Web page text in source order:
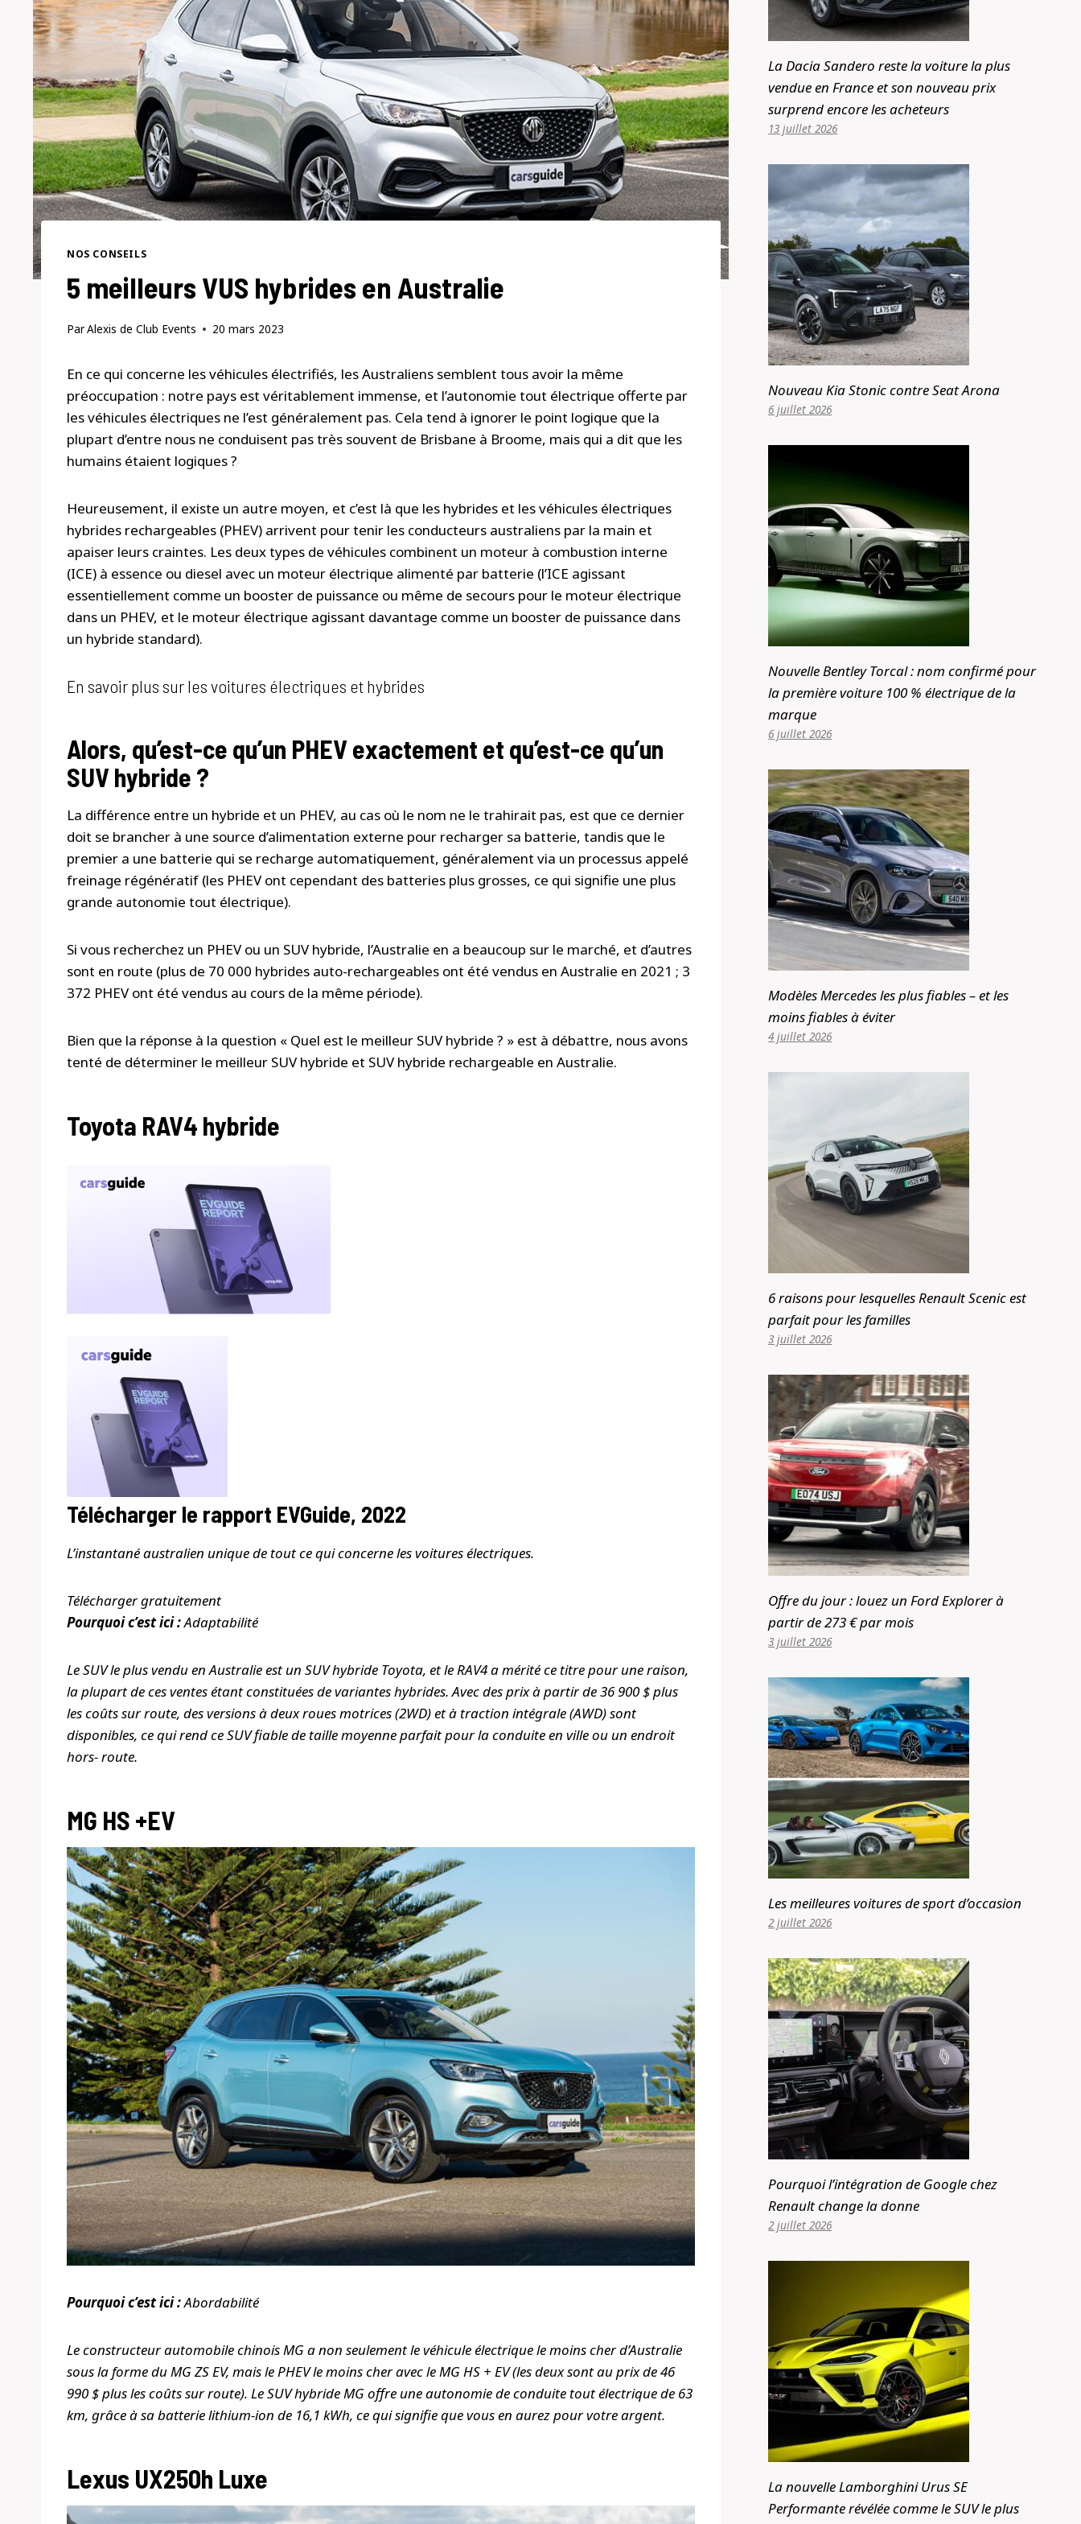
NOS CONSEILS
5 meilleurs VUS hybrides en Australie
ParAlexis de Club Events 20 mars 2023
En ce qui concerne les véhicules électrifiés, les Australiens semblent tous avoir la même
préoccupation : notre pays est véritablement immense, et l’autonomie tout électrique offerte par
les véhicules électriques ne l’est généralement pas. Cela tend à ignorer le point logique que la
plupart d’entre nous ne conduisent pas très souvent de Brisbane à Broome, mais qui a dit que les
humains étaient logiques ?
Heureusement, il existe un autre moyen, et c’est là que les hybrides et les véhicules électriques
hybrides rechargeables (PHEV) arrivent pour tenir les conducteurs australiens par la main et
apaiser leurs craintes. Les deux types de véhicules combinent un moteur à combustion interne
(ICE) à essence ou diesel avec un moteur électrique alimenté par batterie (l’ICE agissant
essentiellement comme un booster de puissance ou même de secours pour le moteur électrique
dans un PHEV, et le moteur électrique agissant davantage comme un booster de puissance dans
un hybride standard).
En savoir plus sur les voitures électriques et hybrides
Alors, qu’est-ce qu’un PHEV exactement et qu’est-ce qu’un
SUV hybride ?
La différence entre un hybride et un PHEV, au cas où le nom ne le trahirait pas, est que ce dernier
doit se brancher à une source d’alimentation externe pour recharger sa batterie, tandis que le
premier a une batterie qui se recharge automatiquement, généralement via un processus appelé
freinage régénératif (les PHEV ont cependant des batteries plus grosses, ce qui signifie une plus
grande autonomie tout électrique).
Si vous recherchez un PHEV ou un SUV hybride, l’Australie en a beaucoup sur le marché, et d’autres
sont en route (plus de 70 000 hybrides auto-rechargeables ont été vendus en Australie en 2021 ; 3
372 PHEV ont été vendus au cours de la même période).
Bien que la réponse à la question « Quel est le meilleur SUV hybride ? » est à débattre, nous avons
tenté de déterminer le meilleur SUV hybride et SUV hybride rechargeable en Australie.
Toyota RAV4 hybride
Télécharger le rapport EVGuide, 2022
L’instantané australien unique de tout ce qui concerne les voitures électriques.
Télécharger gratuitement
Pourquoi c’est ici :Adaptabilité
Le SUV le plus vendu en Australie est un SUV hybride Toyota, et le RAV4 a mérité ce titre pour une raison,
la plupart de ces ventes étant constituées de variantes hybrides. Avec des prix à partir de 36 900 $ plus
les coûts sur route, des versions à deux roues motrices (2WD) et à traction intégrale (AWD) sont
disponibles, ce qui rend ce SUV fiable de taille moyenne parfait pour la conduite en ville ou un endroit
hors- route.
MG HS +EV
Pourquoi c’est ici :Abordabilité
Le constructeur automobile chinois MG a non seulement le véhicule électrique le moins cher d’Australie
sous la forme du MG ZS EV, mais le PHEV le moins cher avec le MG HS + EV (les deux sont au prix de 46
990 $ plus les coûts sur route). Le SUV hybride MG offre une autonomie de conduite tout électrique de 63
km, grâce à sa batterie lithium-ion de 16,1 kWh, ce qui signifie que vous en aurez pour votre argent.
Lexus UX250h Luxe
La Dacia Sandero reste la voiture la plus
vendue en France et son nouveau prix
surprend encore les acheteurs
13 juillet 2026
Nouveau Kia Stonic contre Seat Arona
6 juillet 2026
Nouvelle Bentley Torcal : nom confirmé pour
la première voiture 100 % électrique de la
marque
6 juillet 2026
Modèles Mercedes les plus fiables – et les
moins fiables à éviter
4 juillet 2026
6 raisons pour lesquelles Renault Scenic est
parfait pour les familles
3 juillet 2026
Offre du jour : louez un Ford Explorer à
partir de 273 € par mois
3 juillet 2026
Les meilleures voitures de sport d’occasion
2 juillet 2026
Pourquoi l’intégration de Google chez
Renault change la donne
2 juillet 2026
La nouvelle Lamborghini Urus SE
Performante révélée comme le SUV le plus